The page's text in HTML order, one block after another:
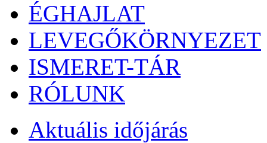
ÉGHAJLAT
LEVEGŐKÖRNYEZET
ISMERET-TÁR
RÓLUNK
Aktuális időjárás